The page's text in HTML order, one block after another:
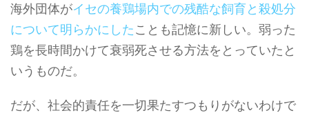
海外団体がイセの養鶏場内での残酷な飼育と殺処分
について明らかにしたことも記憶に新しい。弱った
鶏を長時間かけて衰弱死させる方法をとっていたと
いうものだ。
だが、社会的責任を一切果たすつもりがないわけで